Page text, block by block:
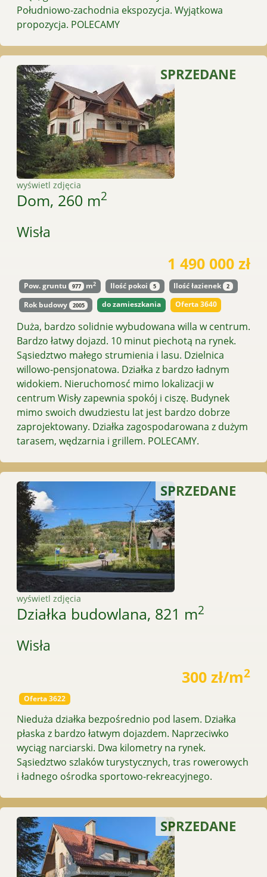
Południowo-zachodnia ekspozycja. Wyjątkowa
propozycja. POLECAMY
wyświetl zdjęcia
SPRZEDANE
Dom, 260 m2
Wisła
1 490 000 zł
Pow. gruntu 977 m2 Ilość pokoi 5 Ilość łazienek 2
Rok budowy 2005 do zamieszkania Oferta 3640
Duża, bardzo solidnie wybudowana willa w centrum.
Bardzo łatwy dojazd. 10 minut piechotą na rynek.
Sąsiedztwo małego strumienia i lasu. Dzielnica
willowo-pensjonatowa. Działka z bardzo ładnym
widokiem. Nieruchomosć mimo lokalizacji w
centrum Wisły zapewnia spokój i ciszę. Budynek
mimo swoich dwudziestu lat jest bardzo dobrze
zaprojektowany. Działka zagospodarowana z dużym
tarasem, wędzarnia i grillem. POLECAMY.
wyświetl zdjęcia
SPRZEDANE
Działka budowlana, 821 m2
Wisła
300 zł/m2
Oferta 3622
Nieduża działka bezpośrednio pod lasem. Działka
płaska z bardzo łatwym dojazdem. Naprzeciwko
wyciąg narciarski. Dwa kilometry na rynek.
Sąsiedztwo szlaków turystycznych, tras rowerowych
i ładnego ośrodka sportowo-rekreacyjnego.
SPRZEDANE